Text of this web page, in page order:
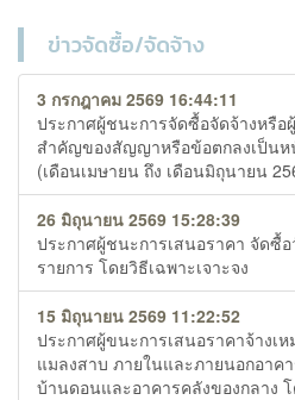
ข่าวจัดซื้อ/จัดจ้าง
3 กรกฎาคม 2569 16:44:11
ประกาศผู้ชนะการจัดซื้อจัดจ้างหรือ
สำคัญของสัญญาหรือข้อตกลงเป็นห
(เดือนเมษายน ถึง เดือนมิถุนายน
26 มิถุนายน 2569 15:28:39
ประกาศผู้ชนะการเสนอราคา จัดซื้
รายการ โดยวิธีเฉพาะเจาะจง
15 มิถุนายน 2569 11:22:52
ประกาศผู้ขนะการเสนอราคาจ้างเ
แมลงสาบ ภายในและภายนอกอาค
บ้านดอนและอาคารคลังของกลาง โ